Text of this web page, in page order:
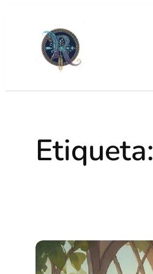
Etiqueta: